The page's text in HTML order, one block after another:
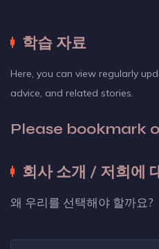
학습 자료
Here, you can view regularly
advice, and related stories.
Please bookmark
회사 소개 / 저희에
왜 우리를 선택해야 할까요?